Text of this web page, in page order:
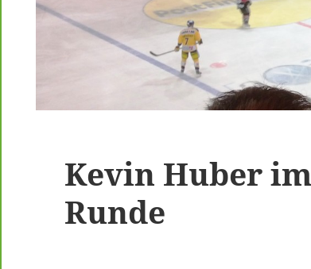
Kevin Huber
Runde